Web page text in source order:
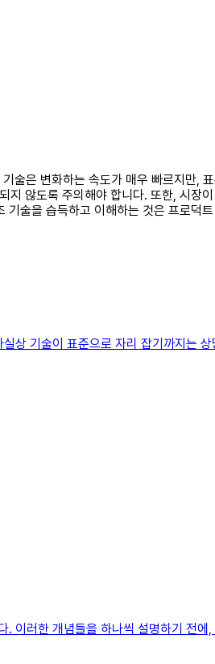
술은 변화하는 속도가 매우 빠르지만,
않도록 주의해야 합니다. 또한, 시장
술을 습득하고 이해하는 것은 프로덕
상 기술이 표준으로 자리 잡기까지는
이러한 개념들을 하나씩 설명하기 전에